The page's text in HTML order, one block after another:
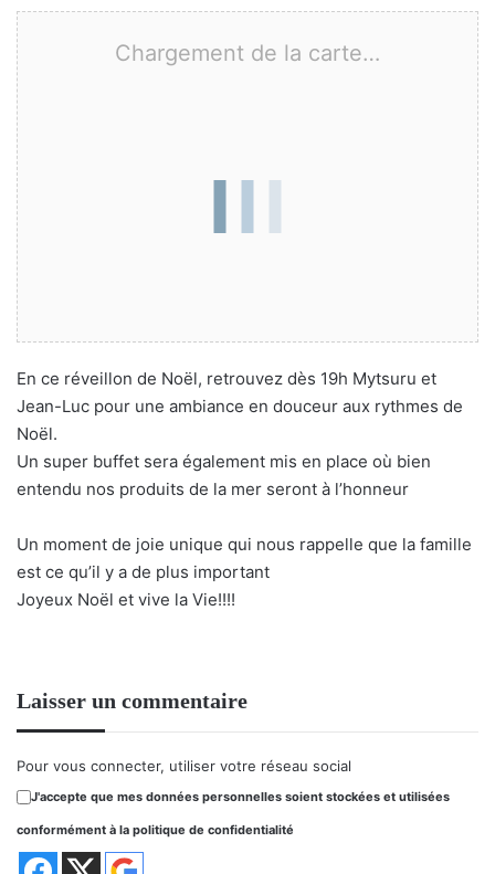
Chargement de la carte…
En ce réveillon de Noël, retrouvez dès 19h Mytsuru et
Jean-Luc pour une ambiance en douceur aux rythmes de
Noël.
Un super buffet sera également mis en place où bien
entendu nos produits de la mer seront à l’honneur
Un moment de joie unique qui nous rappelle que la famille
est ce qu’il y a de plus important
Joyeux Noël et vive la Vie!!!!
Laisser un commentaire
Pour vous connecter, utiliser votre réseau social
J'accepte que mes données personnelles soient stockées et utilisées
conformément à la politique de confidentialité